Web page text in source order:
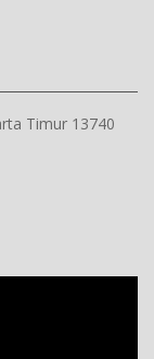
Timur 13740